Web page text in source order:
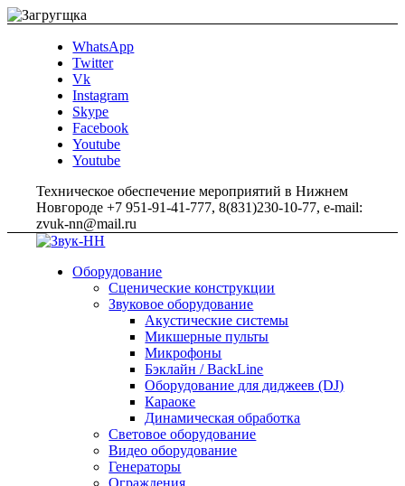
WhatsApp
Twitter
Vk
Instagram
Skype
Facebook
Youtube
Youtube
Техническое обеспечение мероприятий в Нижнем
Новгороде +7 951-91-41-777, 8(831)230-10-77, e-mail:
zvuk-nn@mail.ru
Оборудование
Сценические конструкции
Звуковое оборудование
Акустические системы
Микшерные пульты
Микрофоны
Бэклайн / BackLine
Оборудование для диджеев (DJ)
Караоке
Динамическая обработка
Световое оборудование
Видео оборудование
Генераторы
Ограждения